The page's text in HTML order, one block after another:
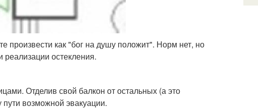
произвести как "бог на душу положит". Норм нет, но
реализации остекления.
Отделив свой балкон от остальных (а это
возможной эвакуации.